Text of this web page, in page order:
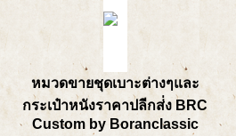
หมวดขายชุดเบาะต่างๆและ
กระเป๋าหนังราคาปลีกส่่ง BRC
Custom by Boranclassic